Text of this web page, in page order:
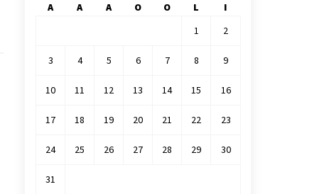
A A A O O L
I
1
2
3 4 5 6 7 8 9
10 11 12 13 14 15 16
17 18 19 20 21 22 23
24 25 26 27 28 29 30
31